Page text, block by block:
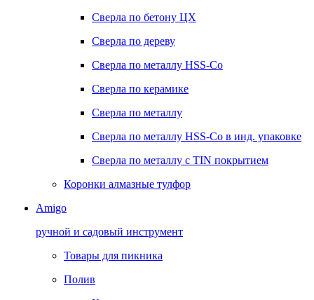
Сверла по бетону ЦХ
Сверла по дереву
Сверла по металлу HSS-Co
Сверла по керамике
Сверла по металлу
Сверла по металлу HSS-Co в инд. упаковке
Сверла по металлу с TIN покрытием
Коронки алмазные тулфор
Amigo
ручной и садовый инструмент
Товары для пикника
Полив